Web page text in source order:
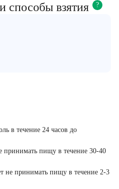
способы взятия ?
в течение 24 часов до
принимать пищу в течение 30-40
не принимать пищу в течение 2-3